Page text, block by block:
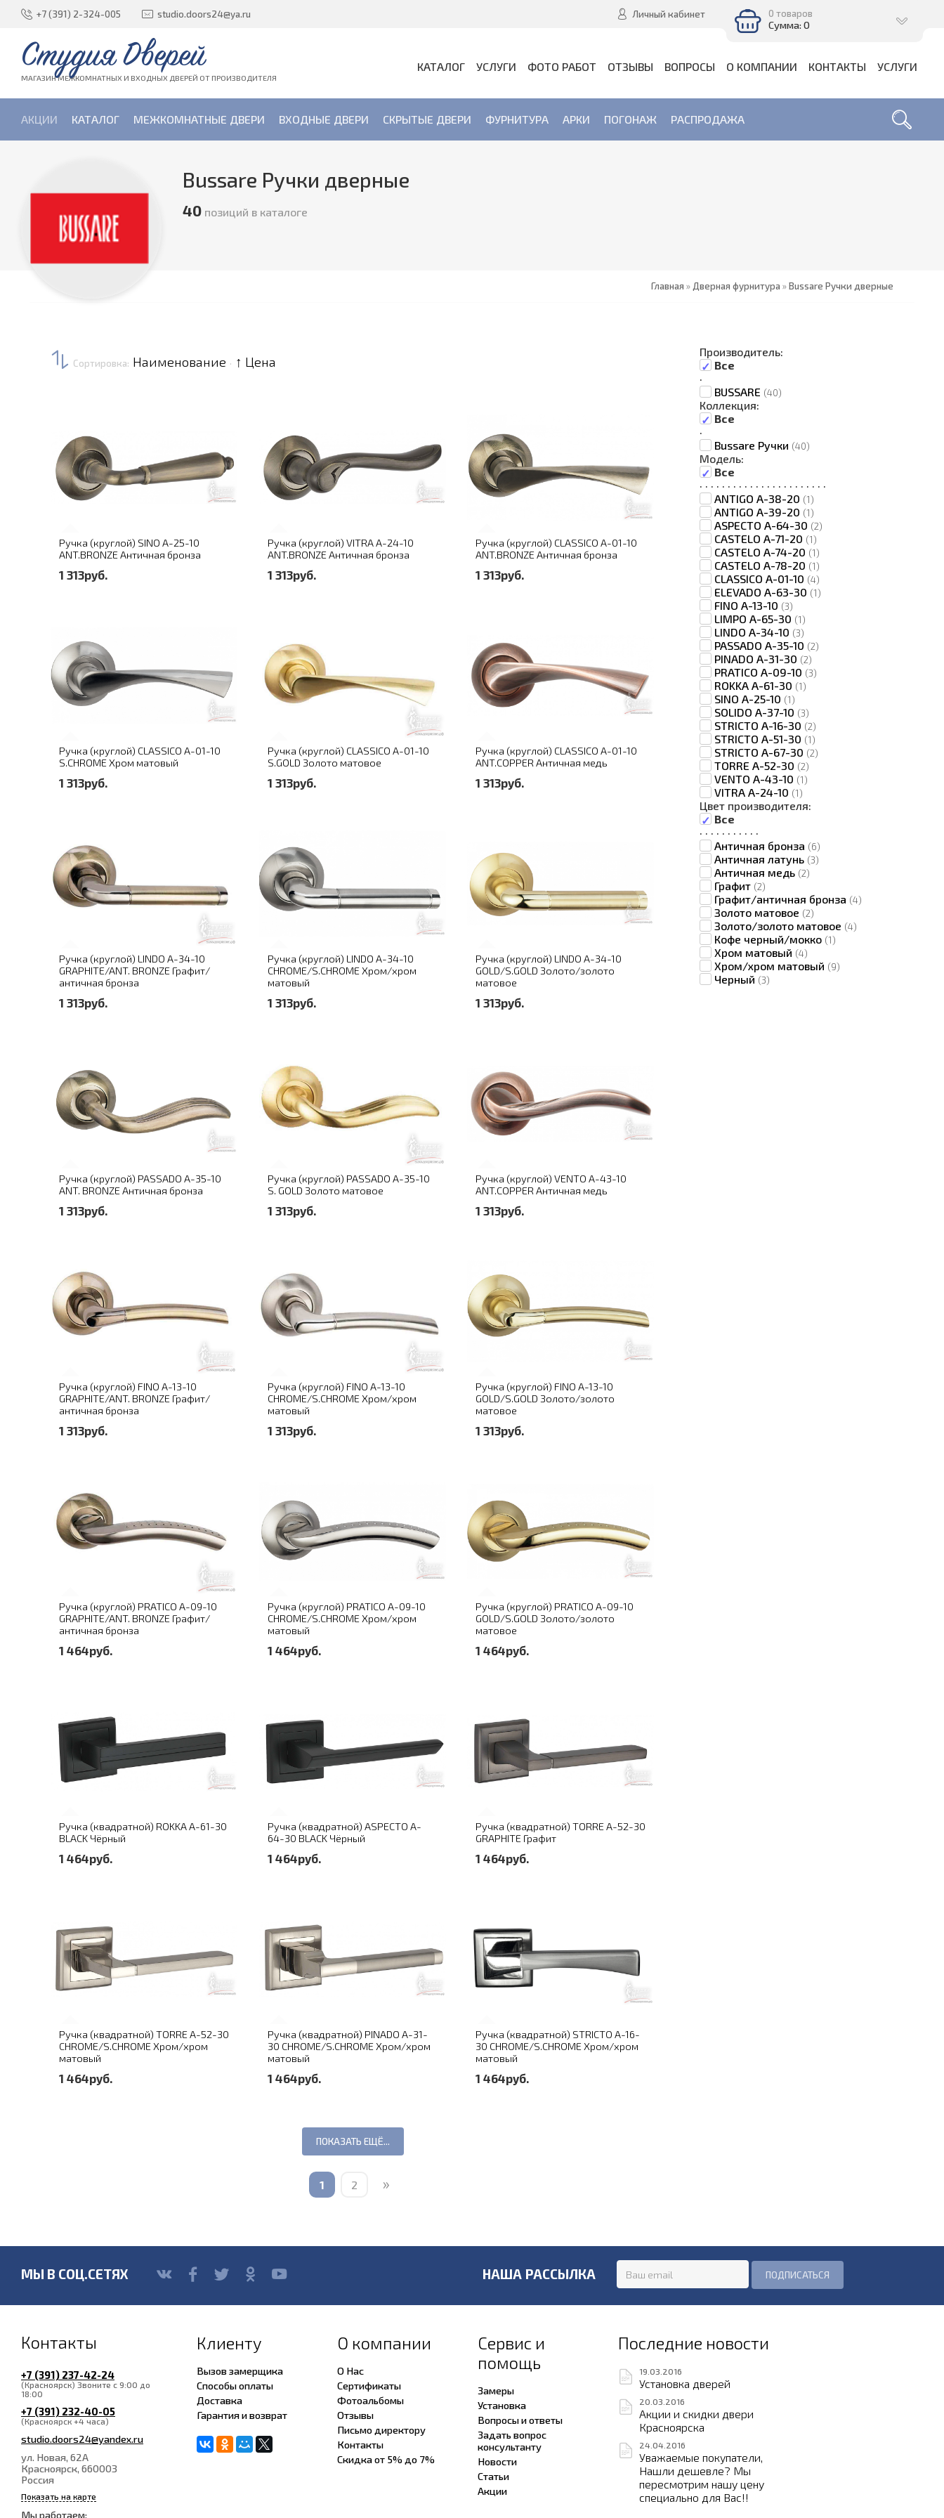
+7 (391) 2-324-005 studio.doors24@ya.ru Личный кабинет 0 товаров
Сумма: 0
Студия Дверей
МАГАЗИН МЕЖКОМНАТНЫХ И ВХОДНЫХ ДВЕРЕЙ ОТ ПРОИЗВОДИТЕЛЯ
КАТАЛОГ УСЛУГИ ФОТО РАБОТ ОТЗЫВЫ ВОПРОСЫ О КОМПАНИИ КОНТАКТЫ УСЛУГИ
АКЦИИ КАТАЛОГ МЕЖКОМНАТНЫЕ ДВЕРИ ВХОДНЫЕ ДВЕРИ СКРЫТЫЕ ДВЕРИ ФУРНИТУРА АРКИ ПОГОНАЖ РАСПРОДАЖА
Bussare Ручки дверные
40 позиций в каталоге
Главная » Дверная фурнитура »Bussare Ручки дверные
Сортировка: Наименование · ↑ Цена
Ручка (круглой) SINO A-25-10
ANT.BRONZE Античная бронза
1 313руб.
Ручка (круглой) VITRA A-24-10
ANT.BRONZE Античная бронза
1 313руб.
Ручка (круглой) CLASSICO A-01-10
ANT.BRONZE Античная бронза
1 313руб.
Ручка (круглой) CLASSICO A-01-10
S.CHROME Хром матовый
1 313руб.
Ручка (круглой) CLASSICO A-01-10
S.GOLD Золото матовое
1 313руб.
Ручка (круглой) CLASSICO A-01-10
ANT.COPPER Античная медь
1 313руб.
Ручка (круглой) LINDO A-34-10
GRAPHITE/ANT. BRONZE Графит/
античная бронза
1 313руб.
Ручка (круглой) LINDO A-34-10
CHROME/S.CHROME Хром/хром
матовый
1 313руб.
Ручка (круглой) LINDO A-34-10
GOLD/S.GOLD Золото/золото
матовое
1 313руб.
Ручка (круглой) PASSADO A-35-10
ANT. BRONZE Античная бронза
1 313руб.
Ручка (круглой) PASSADO A-35-10
S. GOLD Золото матовое
1 313руб.
Ручка (круглой) VENTO A-43-10
ANT.COPPER Античная медь
1 313руб.
Ручка (круглой) FINO A-13-10
GRAPHITE/ANT. BRONZE Графит/
античная бронза
1 313руб.
Ручка (круглой) FINO A-13-10
CHROME/S.CHROME Хром/хром
матовый
1 313руб.
Ручка (круглой) FINO A-13-10
GOLD/S.GOLD Золото/золото
матовое
1 313руб.
Ручка (круглой) PRATICO A-09-10
GRAPHITE/ANT. BRONZE Графит/
античная бронза
1 464руб.
Ручка (круглой) PRATICO A-09-10
CHROME/S.CHROME Хром/хром
матовый
1 464руб.
Ручка (круглой) PRATICO A-09-10
GOLD/S.GOLD Золото/золото
матовое
1 464руб.
Ручка (квадратной) ROKKA A-61-30
BLACK Чёрный
1 464руб.
Ручка (квадратной) ASPECTO A-
64-30 BLACK Чёрный
1 464руб.
Ручка (квадратной) TORRE A-52-30
GRAPHITE Графит
1 464руб.
Ручка (квадратной) TORRE A-52-30
CHROME/S.CHROME Хром/хром
матовый
1 464руб.
Ручка (квадратной) PINADO A-31-
30 CHROME/S.CHROME Хром/хром
матовый
1 464руб.
Ручка (квадратной) STRICTO A-16-
30 CHROME/S.CHROME Хром/хром
матовый
1 464руб.
ПОКАЗАТЬ ЕЩЁ...
1 2 »
Производитель:
Все
·
BUSSARE (40)
Коллекция:
Все
·
Bussare Ручки (40)
Модель:
Все
·
ANTIGO A-38-20 (1)
·
ANTIGO A-39-20 (1)
·
ASPECTO A-64-30 (2)
·
CASTELO A-71-20 (1)
·
CASTELO A-74-20 (1)
·
CASTELO A-78-20 (1)
·
CLASSICO A-01-10 (4)
·
ELEVADO A-63-30 (1)
·
FINO A-13-10 (3)
·
LIMPO A-65-30 (1)
·
LINDO A-34-10 (3)
·
PASSADO A-35-10 (2)
·
PINADO A-31-30 (2)
·
PRATICO A-09-10 (3)
·
ROKKA A-61-30 (1)
·
SINO A-25-10 (1)
·
SOLIDO A-37-10 (3)
·
STRICTO A-16-30 (2)
·
STRICTO A-51-30 (1)
·
STRICTO A-67-30 (2)
·
TORRE A-52-30 (2)
·
VENTO A-43-10 (1)
·
VITRA A-24-10 (1)
Цвет производителя:
Все
·
Античная бронза (6)
·
Античная латунь (3)
·
Античная медь (2)
·
Графит (2)
·
Графит/античная бронза (4)
·
Золото матовое (2)
·
Золото/золото матовое (4)
·
Кофе черный/мокко (1)
·
Хром матовый (4)
·
Хром/хром матовый (9)
·
Черный (3)
МЫ В СОЦ.СЕТЯХ НАША РАССЫЛКА
Контакты
+7 (391) 237-42-24
(Красноярск) Звоните с 9:00 до
18:00
+7 (391) 232-40-05
(Красноярск +4 часа)
studio.doors24@yandex.ru
ул. Новая, 62А
Красноярск, 660003
Россия
Показать на карте
Мы работаем:
Клиенту
Вызов замерщика
Способы оплаты
Доставка
Гарантия и возврат
О компании
О Нас
Сертификаты
Фотоальбомы
Отзывы
Письмо директору
Контакты
Скидка от 5% до 7%
Сервис и
помощь
Замеры
Установка
Вопросы и ответы
Задать вопрос
консультанту
Новости
Статьи
Акции
Последние новости
19.03.2016
Установка дверей
20.03.2016
Акции и скидки двери
Красноярска
24.04.2016
Уважаемые покупатели,
Нашли дешевле? Мы
пересмотрим нашу цену
специально для Вас!!